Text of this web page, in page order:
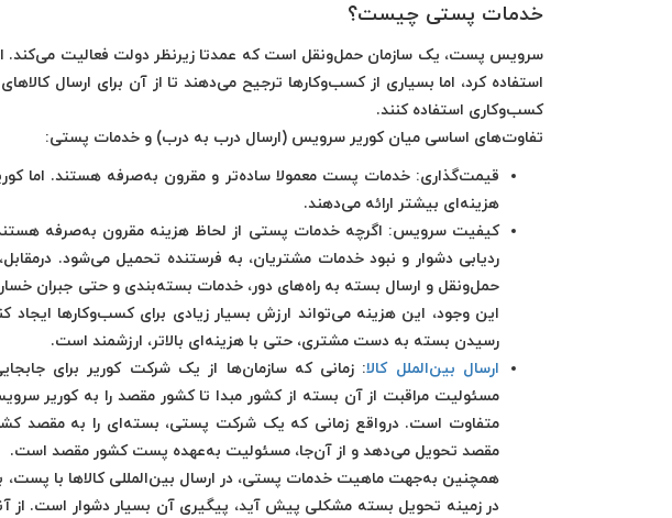
خدمات پستی چیست؟
سرویس پست، یک سازمان حمل‌ونقل است که عمدتا زیرنظر دولت فعالیت می‌کند.
استفاده کرد، اما بسیاری از کسب‌وکارها ترجیح می‌دهند تا از آن برای ارسال
کسب‌وکاری استفاده کنند.
تفاوت‌های اساسی میان کوریر سرویس (ارسال درب به درب) و خدمات پستی:
قیمت‌گذاری: خدمات پست معمولا ساده‌تر و مقرون به‌صرفه هستند. اما
هزینه‌ای بیشتر ارائه می‌دهند.
کیفیت سرویس: اگرچه خدمات پستی از لحاظ هزینه مقرون به‌صرفه
ردیابی دشوار و نبود خدمات مشتریان، به فرستنده تحمیل می‌شود.
حمل‌ونقل و ارسال بسته به راه‌های دور، خدمات بسته‌بندی و حتی جبران
این وجود، این هزینه می‌تواند ارزش بسیار زیادی برای کسب‌وکارها ایجاد
رسیدن بسته به دست مشتری، حتی با هزینه‌ای بالاتر، ارزشمند است.
ارسال بین‌الملل کالا: زمانی که سازمان‌ها از یک شرکت کوریر برای
مسئولیت مراقبت از آن بسته از کشور مبدا تا کشور مقصد را به کوریر
متفاوت است. درواقع زمانی که یک شرکت پستی، بسته‌ای را به مقصد
مقصد تحویل می‌دهد و از آن‌جا، مسئولیت به‌عهده پست کشور مقصد است.
همچنین به‌جهت ماهیت خدمات پستی، در ارسال بین‌المللی کالاها با پست،
در زمینه تحویل بسته مشکلی پیش آید، پیگیری آن بسیار دشوار است.